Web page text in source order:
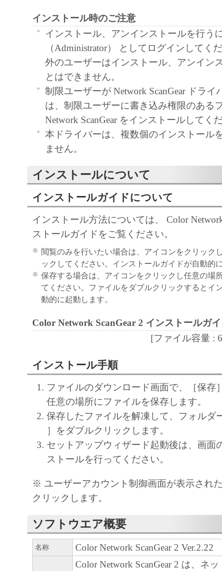
正、改変、逆コンパイル、逆アセンブル、
エンジニアリング等することはできません
このような行為をさせてはなりません。
３．著作権表示
お客様は、「本ソフトウェア」に含まれる
キヤノンのライセンサーの著作権表示を変
しくは削除してはなりません。
４．所有権
「本ソフトウェア」に係る権原および所有
によりキヤノンまたはキヤノンのライセン
５．輸出
お客様は、日本国政府または関連する外国
許可等を得ることなしに、「本ソフトウェ
は一部を、直接または間接に輸出してはな
６．サポートおよびアップデート
キヤノン、キヤノンの子会社、関係会社、
理店および販売店、並びにキヤノンのライ
客様による「本ソフトウェア」の使用を支
よび「本ソフトウェア」に対してアップデ
正あるいはサポートを行うことについて、
負うものではありません。
諾されます。キヤノン、キヤノンのライセ
ンの子会社、キヤノンの関連会社、それら
たは販売店のいずれも、「本ソフトウェア
品性および特定の目的への適合性の保証を
保証も、明示たると黙示たるとを問わず一
します。
(2) キヤノン、キヤノンのライセンサー、
社、キヤノンの関連会社、それらの販売代
店のいずれも、「本ソフトウェア」の使用
から生ずるいかなる損害（逸失利益および
損害を言います。）について、適用法で認
一切の責任を負わないものとします。たと
キヤノンのライセンサー、キヤノンの子会
関連会社、それらの販売代理店または販売
インストール時のご注意
インストール、アンインストールを行う
（Administrator） としてログインしてく
外のユーザーはインストール、アンイン
とはできません。
制限ユーザーが Network ScanGear ドライ
は、制限ユーザーに書き込み権限のある
Network ScanGear をインストールしてく
本ドライバーは、複数個のインストール
ません。
インストールについて
インストールガイドについて
インストール方法については、 Color
ストールガイドをご覧ください。
※ 閲覧のみを行いたい場合は、アイコンをクリック
ックしてください。インストールガイドが自動的
※ 保存する場合は、アイコンをクリックし任意の場
てください。ファイルをダブルクリックするとイ
動的に起動します。
Color Network ScanGear 2 インストールガ
[ファイル容量 :
インストール手順
ファイルのダウンロード画面で、［保存
任意の場所にファイルを保存します。
保存したファイルを解凍して、フォルダ
］をダブルクリックします。
セットアップウィザード起動後は、画面
ストールを行ってください。
※ ユーザーアカウント制御画面が表示され
クリックします。
ソフトウエア概要
名称
Color Network ScanGear 2 Ver.2.22
Color Network ScanGear 2 は、ネ